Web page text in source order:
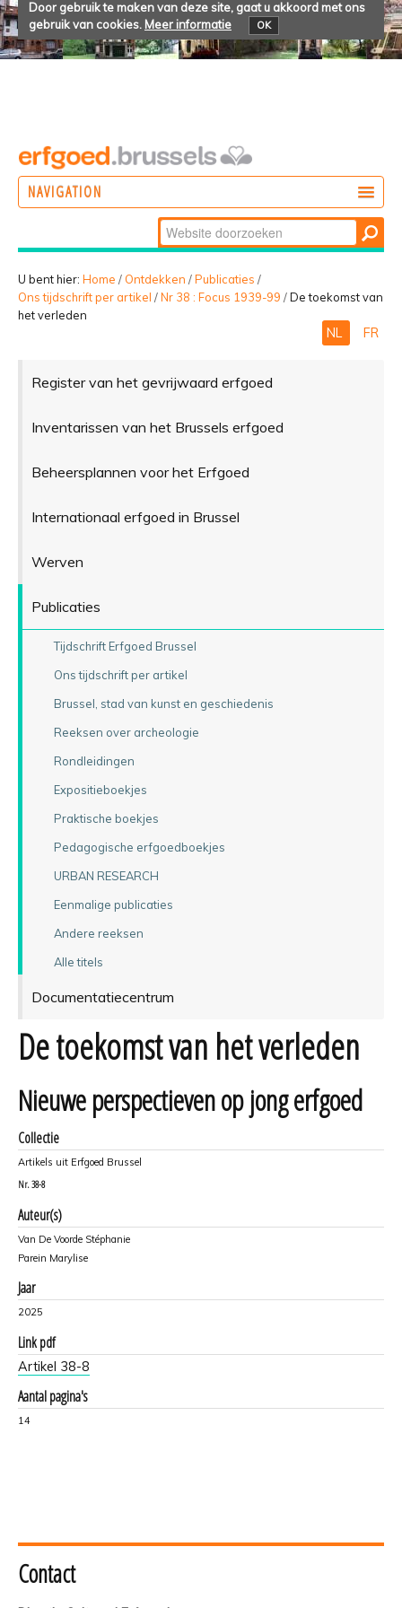
Door gebruik te maken van deze site, gaat u akkoord met ons
gebruik van cookies. Meer informatie OK
NAVIGATION
BELEVEN
Zoek
Geavanceerd
zoeken...
U bent hier: Home / Ontdekken /Publicaties /
Ons tijdschrift per artikel /Nr 38 : Focus 1939-99 /De toekomst van
het verleden
NL FR
Register van het gevrijwaard erfgoed
Inventarissen van het Brussels erfgoed
Beheersplannen voor het Erfgoed
Internationaal erfgoed in Brussel
Werven
Publicaties
Tijdschrift Erfgoed Brussel
Ons tijdschrift per artikel
Brussel, stad van kunst en geschiedenis
Reeksen over archeologie
Rondleidingen
Expositieboekjes
Praktische boekjes
Pedagogische erfgoedboekjes
URBAN RESEARCH
Eenmalige publicaties
Andere reeksen
Alle titels
Documentatiecentrum
De toekomst van het verleden
Nieuwe perspectieven op jong erfgoed
Collectie
Artikels uit Erfgoed Brussel
Nr. 38-8
Auteur(s)
Van De Voorde Stéphanie
Parein Marylise
Jaar
2025
Link pdf
Artikel 38-8
Aantal pagina's
14
Contact